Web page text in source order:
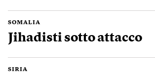
SOMALIA
Jihadisti sotto attacco
SIRIA